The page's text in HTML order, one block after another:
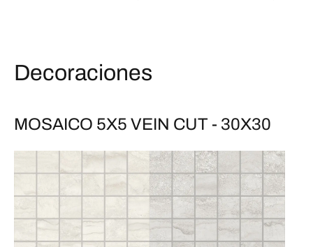
Decoraciones
MOSAICO 5X5 VEIN CUT - 30X30